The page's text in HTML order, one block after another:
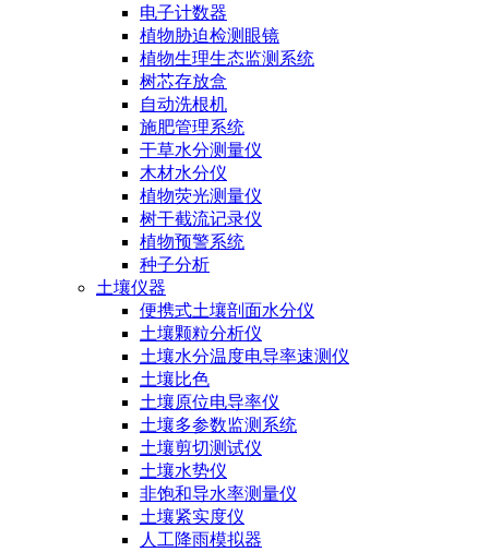
电子计数器
植物胁迫检测眼镜
植物生理生态监测系统
树芯存放盒
自动洗根机
施肥管理系统
干草水分测量仪
木材水分仪
植物荧光测量仪
树干截流记录仪
植物预警系统
种子分析
土壤仪器
便携式土壤剖面水分仪
土壤颗粒分析仪
土壤水分温度电导率速测仪
土壤比色
土壤原位电导率仪
土壤多参数监测系统
土壤剪切测试仪
土壤水势仪
非饱和导水率测量仪
土壤紧实度仪
人工降雨模拟器